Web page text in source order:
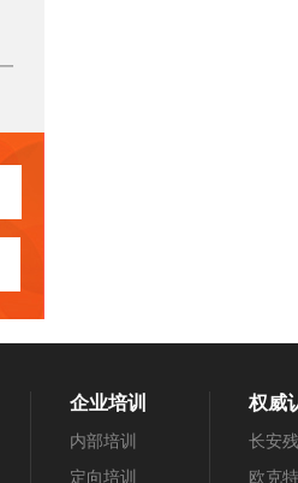
企业培训
内部培训
定向培训
权威
长安
欧克